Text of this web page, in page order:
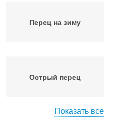
Перец на зиму
Острый перец
Показать все